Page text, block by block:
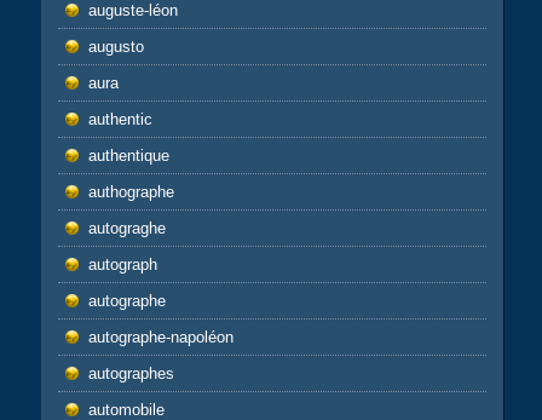
auguste-léon
augusto
aura
authentic
authentique
authographe
autograghe
autograph
autographe
autographe-napoléon
autographes
automobile